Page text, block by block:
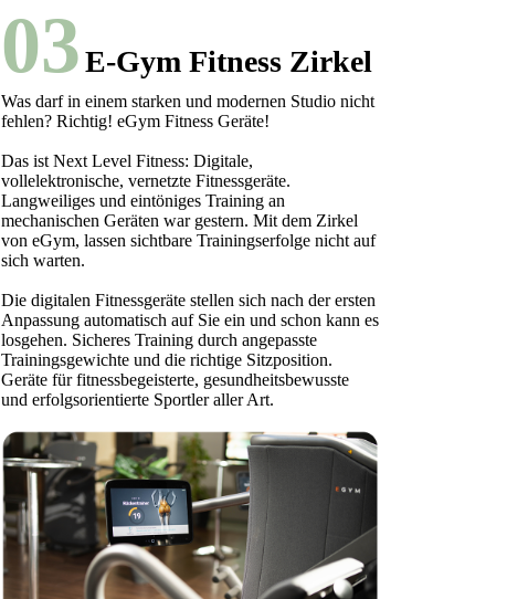
03 E-Gym Fitness Zirkel
Was darf in einem starken und modernen Studio nicht
fehlen? Richtig! eGym Fitness Geräte!
Das ist Next Level Fitness: Digitale,
vollelektronische, vernetzte Fitnessgeräte.
Langweiliges und eintöniges Training an
mechanischen Geräten war gestern. Mit dem Zirkel
von eGym, lassen sichtbare Trainingserfolge nicht auf
sich warten.
Die digitalen Fitnessgeräte stellen sich nach der ersten
Anpassung automatisch auf Sie ein und schon kann es
losgehen. Sicheres Training durch angepasste
Trainingsgewichte und die richtige Sitzposition.
Geräte für fitnessbegeisterte, gesundheitsbewusste
und erfolgsorientierte Sportler aller Art.